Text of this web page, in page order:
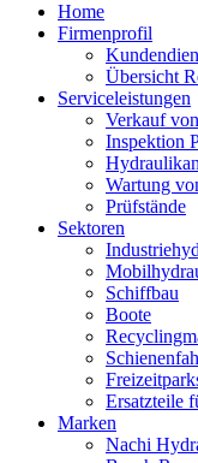
Home
Firmenprofil
Übersicht
Serviceleistungen
Verkauf
Inspektion
Wartung
Prüfstände
Sektoren
Schiffbau
Boote
Ersatzteile
Marken
Nachi